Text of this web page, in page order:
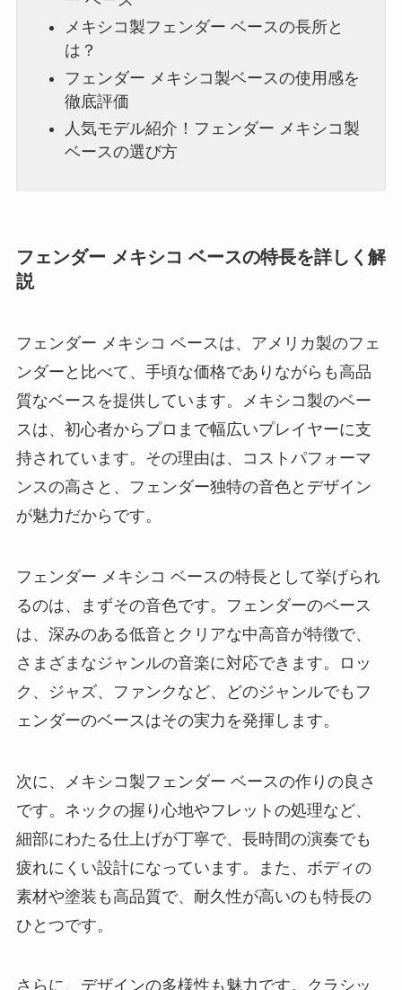
メキシコ製フェンダー ベースの長所と
は？
フェンダー メキシコ製ベースの使用感を
徹底評価
人気モデル紹介！フェンダー メキシコ製
ベースの選び方
フェンダー メキシコ ベースの特長を詳しく解
説
フェンダー メキシコ ベースは、アメリカ製のフェ
ンダーと比べて、手頃な価格でありながらも高品
質なベースを提供しています。メキシコ製のベー
スは、初心者からプロまで幅広いプレイヤーに支
持されています。その理由は、コストパフォーマ
ンスの高さと、フェンダー独特の音色とデザイン
が魅力だからです。
フェンダー メキシコ ベースの特長として挙げられ
るのは、まずその音色です。フェンダーのベース
は、深みのある低音とクリアな中高音が特徴で、
さまざまなジャンルの音楽に対応できます。ロッ
ク、ジャズ、ファンクなど、どのジャンルでもフ
ェンダーのベースはその実力を発揮します。
次に、メキシコ製フェンダー ベースの作りの良さ
です。ネックの握り心地やフレットの処理など、
細部にわたる仕上げが丁寧で、長時間の演奏でも
疲れにくい設計になっています。また、ボディの
素材や塗装も高品質で、耐久性が高いのも特長の
ひとつです。
さらに、デザインの多様性も魅力です。クラシッ